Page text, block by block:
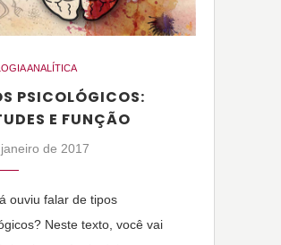
ANALÍTICA
PSICOLÓGICOS:
E FUNÇÃO
de 2017
ouviu falar de tipos
Neste texto, você vai